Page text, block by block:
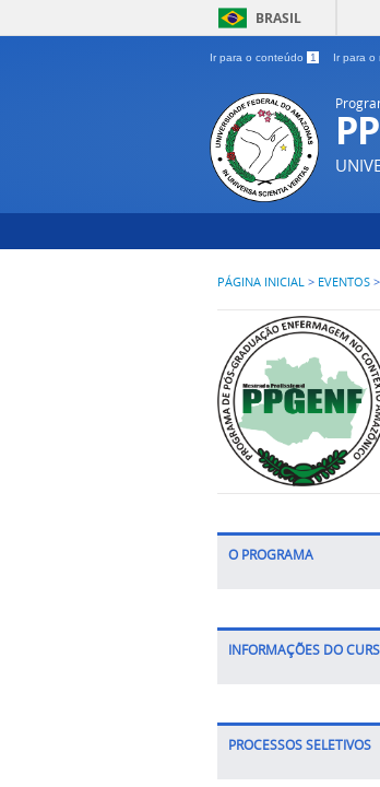
BRASIL
Ir para o conteúdo 1 Ir para o
PÁGINA INICIAL > EVENTOS >
O PROGRAMA
INFORMAÇÕES DO
PROCESSOS SELETIVOS